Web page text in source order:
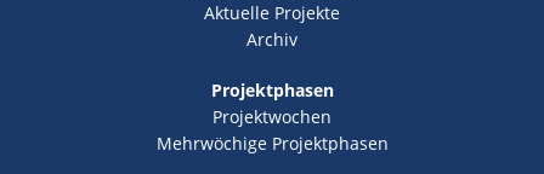
Aktuelle Projekte
Archiv
Projektphasen
Projektwochen
Mehrwöchige Projektphasen